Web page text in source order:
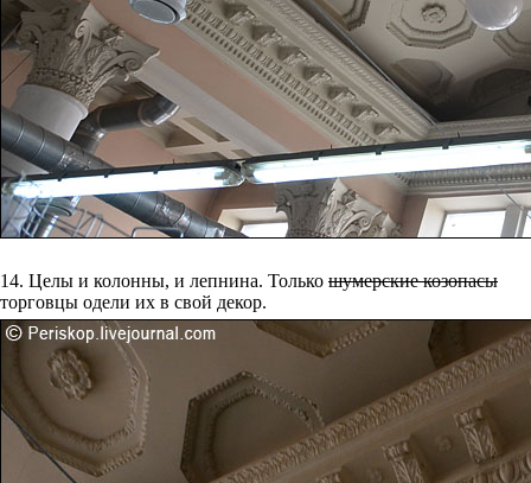
14. Целы и колонны, и лепнина. Только шумерские козопасы
торговцы одели их в свой декор.